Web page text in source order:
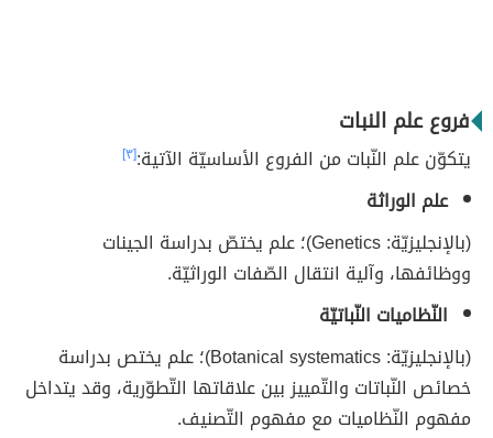
فروع علم النبات
يتكوّن علم النّبات من الفروع الأساسيّة الآتية:[٣]
علم الوراثة
(بالإنجليزيّة: Genetics)؛ علم يختصّ بدراسة الجينات
ووظائفها، وآلية انتقال الصّفات الوراثيّة.
النّظاميات النّباتيّة
(بالإنجليزيّة: Botanical systematics)؛ علم يختص بدراسة
خصائص النّباتات والتّمييز بين علاقاتها التّطوّرية، وقد يتداخل
مفهوم النّظاميات مع مفهوم التّصنيف.